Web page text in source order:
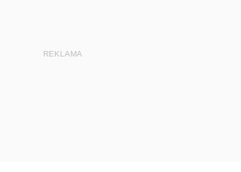
REKLAMA